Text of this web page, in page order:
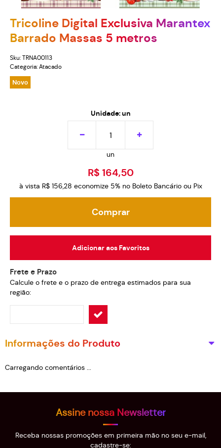
Tricoline Digital Exclusiva Marantex
Barrado Massas 5 metros
Sku: TRNA00113
Categoria: Atacado
Novo
Unidade: un
un
R$ 164,50
à vista R$ 156,28 economize 5% no Boleto Bancário ou Pix
Comprar
Adicionar aos Favoritos
Frete e Prazo
Calcule o frete e o prazo de entrega estimados para sua
região:
Informações do Produto
Carregando comentários ...
Assine nossa Newsletter
Receba nossas promoções em primeira mão no seu e-mail,
cadastre-se: